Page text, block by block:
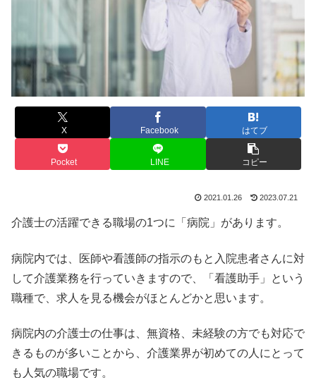
X Facebook はてブ
Pocket LINE コピー
2021.01.26 2023.07.21
介護士の活躍できる職場の1つに「病院」があります。
病院内では、医師や看護師の指示のもと入院患者さんに対
して介護業務を行っていきますので、「看護助手」という
職種で、求人を見る機会がほとんどかと思います。
病院内の介護士の仕事は、無資格、未経験の方でも対応で
きるものが多いことから、介護業界が初めての人にとって
も人気の職場です。